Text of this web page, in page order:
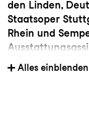
den Linden,
Staatsoper
Rhein und
anschließend
am Theater
Alles einblenden